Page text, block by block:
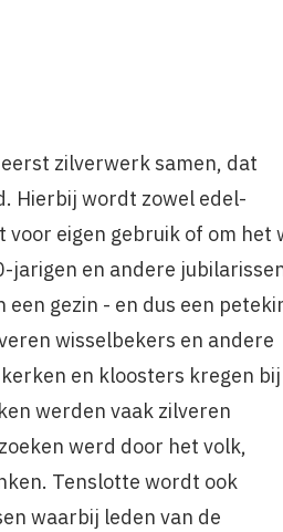
zilverwerk samen, dat
Hierbij wordt zowel edel­
eigen gebruik of om het
jarigen en andere
gezin - en dus een
wisselbekers en andere
en kloosters kregen bij
werden vaak zilveren
werd door het volk,
Tenslotte wordt ook
waarbij leden van de